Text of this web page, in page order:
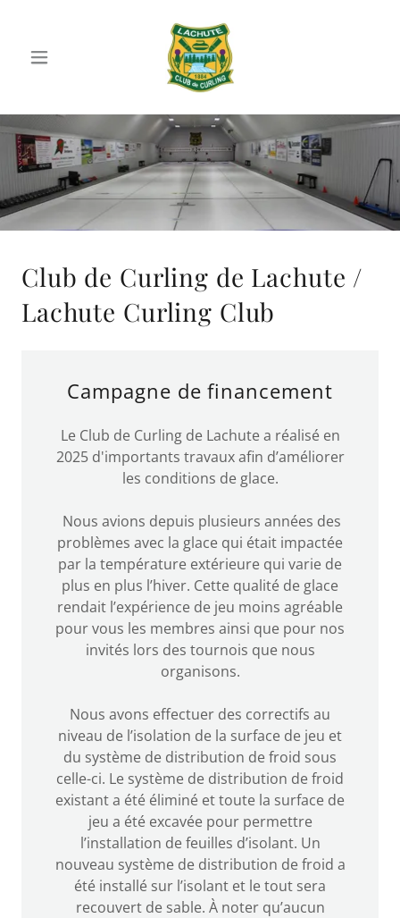
Club de Curling de Lachute /
Lachute Curling Club
Campagne de financement
Le Club de Curling de Lachute a réalisé en
2025 d'importants travaux afin d’améliorer
les conditions de glace.
Nous avions depuis plusieurs années des
problèmes avec la glace qui était impactée
par la température extérieure qui varie de
plus en plus l’hiver. Cette qualité de glace
rendait l’expérience de jeu moins agréable
pour vous les membres ainsi que pour nos
invités lors des tournois que nous
organisons.
Nous avons effectuer des correctifs au
niveau de l’isolation de la surface de jeu et
du système de distribution de froid sous
celle-ci. Le système de distribution de froid
existant a été éliminé et toute la surface de
jeu a été excavée pour permettre
l’installation de feuilles d’isolant. Un
nouveau système de distribution de froid a
été installé sur l’isolant et le tout sera
recouvert de sable. À noter qu’aucun